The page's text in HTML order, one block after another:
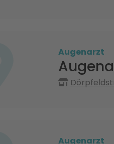
Augenarzt
Augenarzt